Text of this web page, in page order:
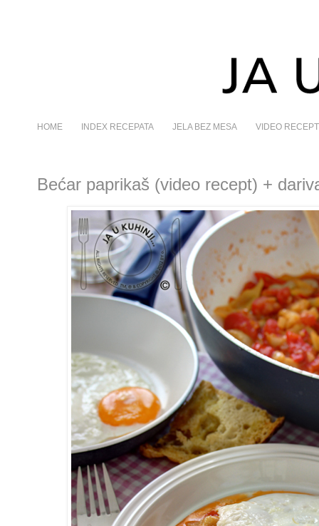
HOME INDEX RECEPATA JELA BEZ MESA VIDEO
Bećar paprikaš (video recept) +